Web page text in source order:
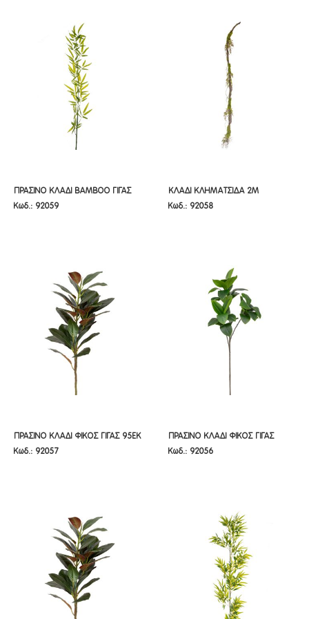
ΠΡΑΣΙΝΟ ΚΛΑΔΙ BAMBOO ΓΙΓΑΣ
1,5Μ
ΠΡΑΣΙΝΟ ΚΛΑΔΙ BAMBOO ΓΙΓΑΣ
1,5Μ
Κωδ.: 92059
ΚΛΑΔΙ ΚΛΗΜΑΤΣΙΔΑ 2Μ
ΚΛΑΔΙ ΚΛΗΜΑΤΣΙΔΑ 2Μ
Κωδ.: 92058
ΠΡΑΣΙΝΟ ΚΛΑΔΙ ΦΙΚΟΣ ΓΙΓΑΣ 95ΕΚ
ΠΡΑΣΙΝΟ ΚΛΑΔΙ ΦΙΚΟΣ ΓΙΓΑΣ 95ΕΚ
Κωδ.: 92057
ΠΡΑΣΙΝΟ ΚΛΑΔΙ ΦΙΚΟΣ ΓΙΓΑΣ 115ΕΚ
ΠΡΑΣΙΝΟ ΚΛΑΔΙ ΦΙΚΟΣ ΓΙΓΑΣ
115ΕΚ
Κωδ.: 92056